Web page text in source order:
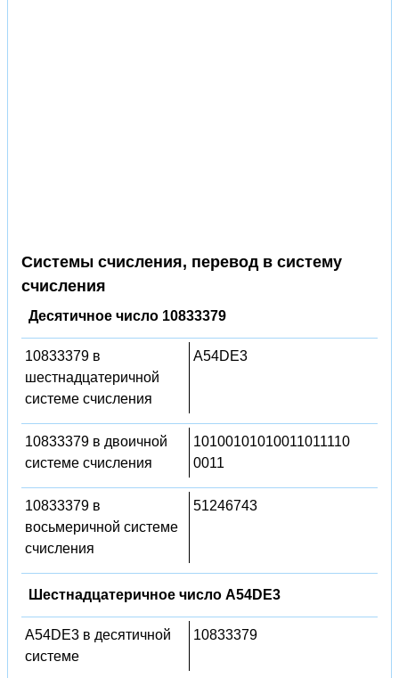
Системы счисления, перевод в систему
счисления
Десятичное число 10833379
10833379 в
шестнадцатеричной
системе счисления
A54DE3
10833379 в двоичной
системе счисления
10100101010011011110
0011
10833379 в
восьмеричной системе
счисления
51246743
Шестнадцатеричное число A54DE3
A54DE3 в десятичной
системе
10833379